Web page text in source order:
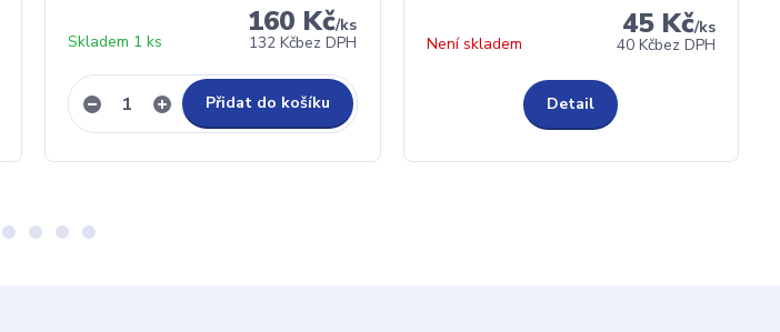
160 Kč/ks
132 Kčbez DPH
Skladem 1 ks
Přidat do košíku
45 Kč/ks
40 Kčbez DPH
Není skladem
Detail